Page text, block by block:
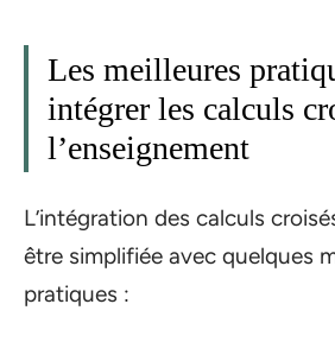
Les meilleures
intégrer les calculs
l’enseignement
L’intégration des calculs
être simplifiée avec quelques
pratiques :